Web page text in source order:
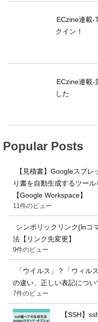
ECzine連載-
クイン！
ECzine連載-
した
Popular Posts
【見積書】Googleスプレ
り書を自動生成するツー
【Google Workspace】
11件のビュー
シンボリックリンク(lnコ
法【リンク先変更】
9件のビュー
「ウイルス」？「ウィル
の違い、正しい表記につい
7件のビュー
【SSH】